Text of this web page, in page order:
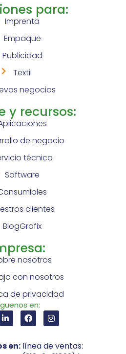
para:
Imprenta
Empaque
Publicidad
Textil
negocios
y recursos:
de negocio
técnico
Software
clientes
BlogGrafix
nosotros
con nosotros
de privacidad
en:
en: línea de ventas: